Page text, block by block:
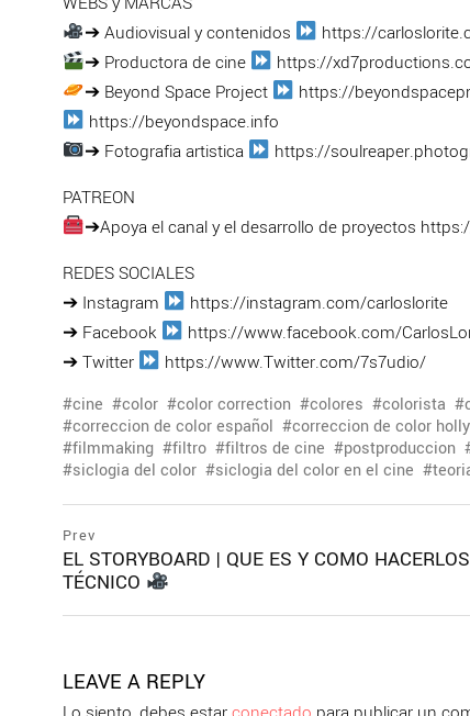
➔ Audiovisual y contenidos
https://
➔ Productora de cine
https://
➔ Beyond Space Project
https://
https://beyondspace.info
➔ Fotografia artistica
https://
PATREON
➔Apoya el canal y el desarrollo de proyectos
REDES SOCIALES
➔ Instagram
https://instagram.com/carloslorite
➔ Facebook
https://www.facebook.com/
➔ Twitter
https://www.Twitter.com/7s7udio/
cine color color correction colores colorista
correccion de color español
correccion de color
filmmaking
filtro filtros de cine postproduccion
siclogia del color
siclogia del color en el cine
Navegación
de
entradas
Prev
postPrevious
page
EL STORYBOARD | QUE ES Y COMO
TÉCNICO
LEAVE A REPLY